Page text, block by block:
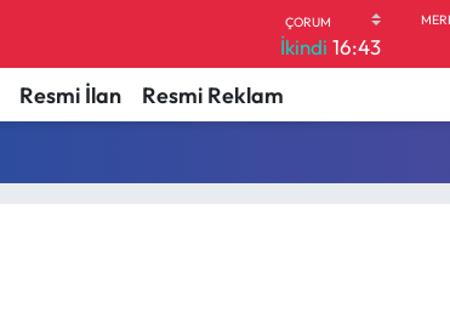
İkindi 16:43
Resmi İlan Resmi Reklam